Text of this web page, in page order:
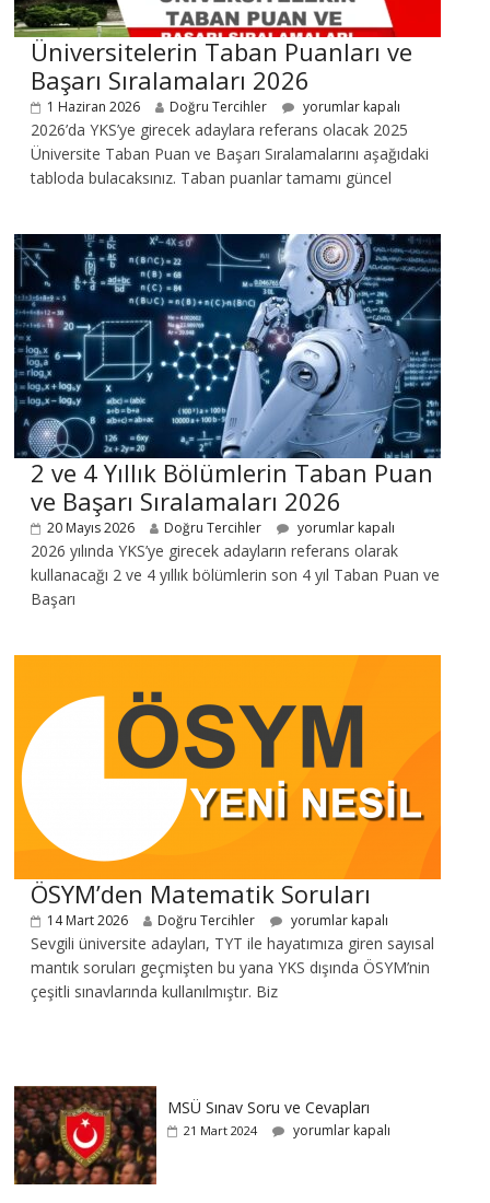
Üniversitelerin Taban Puanları ve
Başarı Sıralamaları 2026
1 Haziran 2026 Doğru Tercihler yorumlar kapalı
2026’da YKS’ye girecek adaylara referans olacak 2025
Üniversite Taban Puan ve Başarı Sıralamalarını aşağıdaki
tabloda bulacaksınız. Taban puanlar tamamı güncel
2 ve 4 Yıllık Bölümlerin Taban Puan
ve Başarı Sıralamaları 2026
20 Mayıs 2026 Doğru Tercihler yorumlar kapalı
2026 yılında YKS’ye girecek adayların referans olarak
kullanacağı 2 ve 4 yıllık bölümlerin son 4 yıl Taban Puan ve
Başarı
ÖSYM’den Matematik Soruları
14 Mart 2026 Doğru Tercihler yorumlar kapalı
Sevgili üniversite adayları, TYT ile hayatımıza giren sayısal
mantık soruları geçmişten bu yana YKS dışında ÖSYM’nin
çeşitli sınavlarında kullanılmıştır. Biz
MSÜ Sınav Soru ve Cevapları
21 Mart 2024 yorumlar kapalı